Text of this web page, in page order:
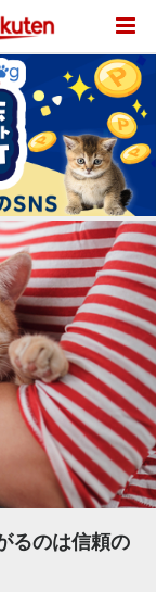
るのは信頼の